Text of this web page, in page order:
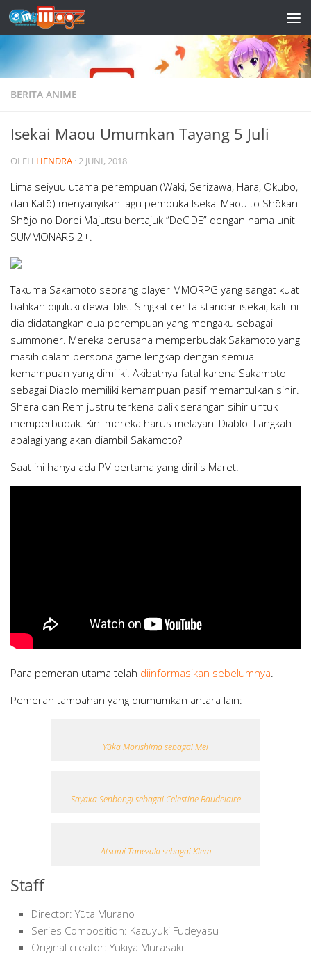
Skip to content
BERITA ANIME
Isekai Maou Umumkan Tayang 5 Juli
OLEH HENDRA ·2 JUNI, 2018
Lima seiyuu utama perempuan (Waki, Serizawa, Hara, Okubo,
dan Katō) menyanyikan lagu pembuka Isekai Maou to Shōkan
Shōjo no Dorei Majutsu bertajuk “DeCIDE” dengan nama unit
SUMMONARS 2+.
Takuma Sakamoto seorang player MMORPG yang sangat kuat
bahkan dijuluki dewa iblis. Singkat cerita standar isekai, kali ini
dia didatangkan dua perempuan yang mengaku sebagai
summoner. Mereka berusaha memperbudak Sakamoto yang
masih dalam persona game lengkap dengan semua
kemampuan yang dimiliki. Akibatnya fatal karena Sakamoto
sebagai Diablo memiliki kemampuan pasif memantulkan sihir.
Shera dan Rem justru terkena balik serangan sihir untuk
memperbudak. Kini mereka harus melayani Diablo. Langkah
apalagi yang akan diambil Sakamoto?
Saat ini hanya ada PV pertama yang dirilis Maret.
Para pemeran utama telah diinformasikan sebelumnya.
Pemeran tambahan yang diumumkan antara lain:
Yūka Morishima sebagai Mei
Sayaka Senbongi sebagai Celestine Baudelaire
Atsumi Tanezaki sebagai Klem
Staff
Director: Yūta Murano
Series Composition: Kazuyuki Fudeyasu
Original creator: Yukiya Murasaki